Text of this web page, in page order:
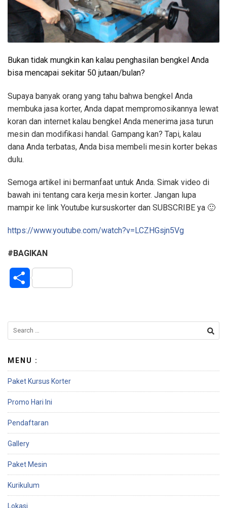
Bukan tidak mungkin kan kalau penghasilan bengkel Anda
bisa mencapai sekitar 50 jutaan/bulan?
Supaya banyak orang yang tahu bahwa bengkel Anda
membuka jasa korter, Anda dapat mempromosikannya lewat
koran dan internet kalau bengkel Anda menerima jasa turun
mesin dan modifikasi handal. Gampang kan? Tapi, kalau
dana Anda terbatas, Anda bisa membeli mesin korter bekas
dulu.
Semoga artikel ini bermanfaat untuk Anda. Simak video di
bawah ini tentang cara kerja mesin korter. Jangan lupa
mampir ke link Youtube kursuskorter dan SUBSCRIBE ya 🙂
https://www.youtube.com/watch?v=LCZHGsjn5Vg
#BAGIKAN
S
r
e
MENU :
Paket Kursus Korter
Promo Hari Ini
Pendaftaran
Gallery
Paket Mesin
Kurikulum
Lokasi